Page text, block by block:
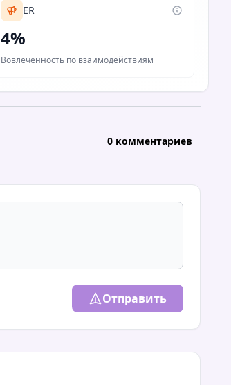
ER
4%
Вовлеченность по взаимодействиям
0 комментариев
Отправить